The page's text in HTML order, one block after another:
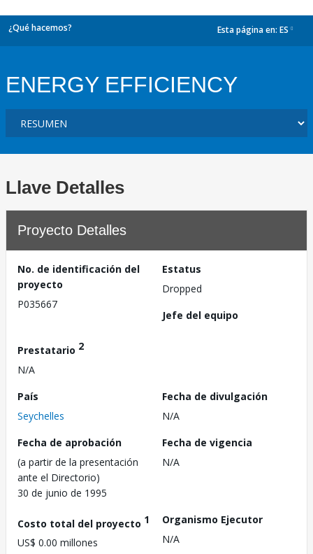
¿Qué hacemos? Esta página en: ES
ENERGY EFFICIENCY
Llave Detalles
Proyecto Detalles
No. de identificación del
proyecto
P035667
Estatus
Dropped
Jefe del equipo
Prestatario 2
N/A
País
Seychelles
Fecha de divulgación
N/A
Fecha de aprobación
(a partir de la presentación
ante el Directorio)
30 de junio de 1995
Fecha de vigencia
N/A
Costo total del proyecto 1
US$ 0.00 millones
Organismo Ejecutor
N/A